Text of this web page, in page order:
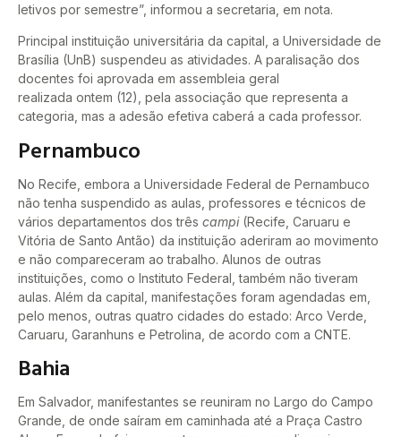
letivos por semestre”, informou a secretaria, em nota.
Principal instituição universitária da capital, a Universidade de
Brasília (UnB) suspendeu as atividades. A paralisação dos
docentes foi aprovada em assembleia geral
realizada ontem (12), pela associação que representa a
categoria, mas a adesão efetiva caberá a cada professor.
Pernambuco
No Recife, embora a Universidade Federal de Pernambuco
não tenha suspendido as aulas, professores e técnicos de
vários departamentos dos três campi(Recife, Caruaru e
Vitória de Santo Antão) da instituição aderiram ao movimento
e não compareceram ao trabalho. Alunos de outras
instituições, como o Instituto Federal, também não tiveram
aulas. Além da capital, manifestações foram agendadas em,
pelo menos, outras quatro cidades do estado: Arco Verde,
Caruaru, Garanhuns e Petrolina, de acordo com a CNTE.
Bahia
Em Salvador, manifestantes se reuniram no Largo do Campo
Grande, de onde saíram em caminhada até a Praça Castro